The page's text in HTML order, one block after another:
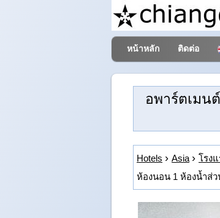
หน้าหลัก ติดต่อ
อพาร์ตเมน
Hotels Asia โรง
ห้องนอน 1 ห้องน้ำส่ว